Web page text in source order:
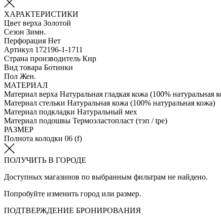
ХАРАКТЕРИСТИКИ
Цвет верха Золотой
Сезон Зимн.
Перфорация Нет
Артикул 172196-1-1711
Страна производитель Кнр
Вид товара Ботинки
Пол Жен.
МАТЕРИАЛ
Материал верха Натуральная гладкая кожа (100% натуральная
Материал стельки Натуральная кожа (100% натуральная кожа)
Материал подкладки Натуральный мех
Материал подошвы Термоэластопласт (тэп / tpe)
РАЗМЕР
Полнота колодки 06 (f)
ПОЛУЧИТЬ В ГОРОДЕ
Доступных магазинов по выбранным фильтрам не найдено.
Попробуйте изменить город или размер.
ПОДТВЕРЖДЕНИЕ БРОНИРОВАНИЯ